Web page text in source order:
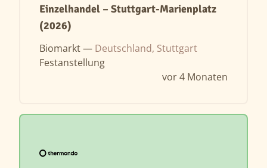
Einzelhandel – Stuttgart-Marienplatz
(2026)
Biomarkt — Deutschland, Stuttgart
Festanstellung
vor 4 Monaten